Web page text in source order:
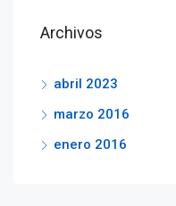
Archivos
abril 2023
marzo 2016
enero 2016